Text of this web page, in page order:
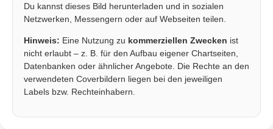
Du kannst dieses Bild herunterladen und in sozialen
Netzwerken, Messengern oder auf Webseiten teilen.
Hinweis: Eine Nutzung zu kommerziellen Zwecken ist
nicht erlaubt – z. B. für den Aufbau eigener Chartseiten,
Datenbanken oder ähnlicher Angebote. Die Rechte an den
verwendeten Coverbildern liegen bei den jeweiligen
Labels bzw. Rechteinhabern.